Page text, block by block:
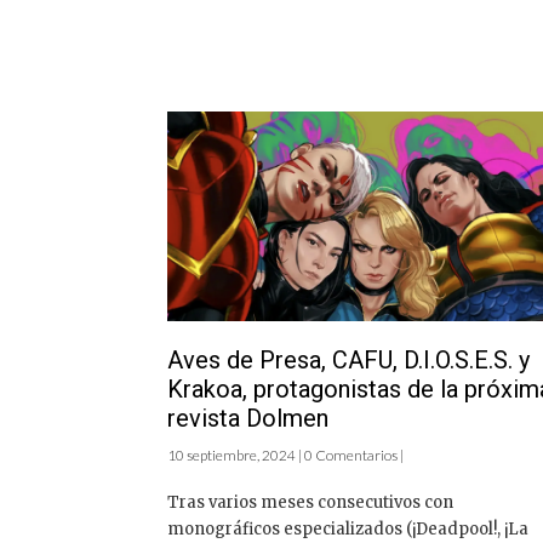
Aves de Presa, CAFU, D.I.O.S.E.S. y
Krakoa, protagonistas de la
revista Dolmen
10 septiembre, 2024 | 0 Comentarios |
Tras varios meses consecutivos con
monográficos especializados (¡Deadpool!, ¡La